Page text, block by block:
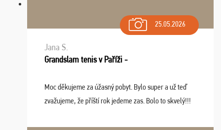
25.05.2026
Jana S.
Grandslam tenis v Paříži -
Moc děkujeme za úžasný pobyt. Bylo super a už teď
zvažujeme, že příští rok jedeme zas. Bolo to skvelý!!!